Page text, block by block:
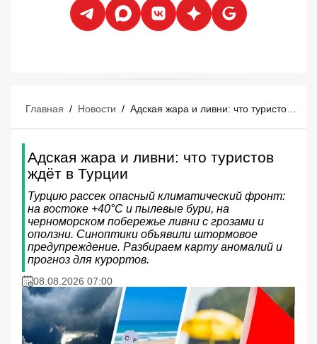
Главная / Новости / Адская жара и ливни: что туристов ждёт в Турции
Адская жара и ливни: что туристов
ждёт в Турции
Турцию рассек опасный климатический фронт:
на востоке +40°C и пылевые бури, на
черноморском побережье ливни с грозами и
оползни. Синоптики объявили штормовое
предупреждение. Разбираем карту аномалий и
прогноз для курортов.
08.08.2026 07:00